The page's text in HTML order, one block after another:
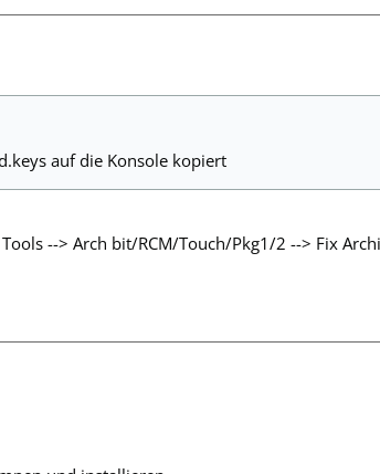
auf die Konsole kopiert
--> Arch bit/RCM/Touch/Pkg1/2 --> Fix